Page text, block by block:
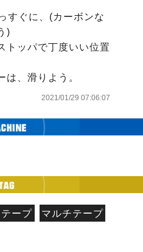
すぐに、(カーボンな
)
ッパで丁度いい位置
、滑りよう。
2021/01/29 07:06:07
ープ マルチテープ